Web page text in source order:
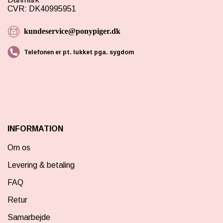
CVR: DK40995951
kundeservice@ponypiger.dk
Telefonen er pt. lukket pga. sygdom
INFORMATION
Om os
Levering & betaling
FAQ
Retur
Samarbejde